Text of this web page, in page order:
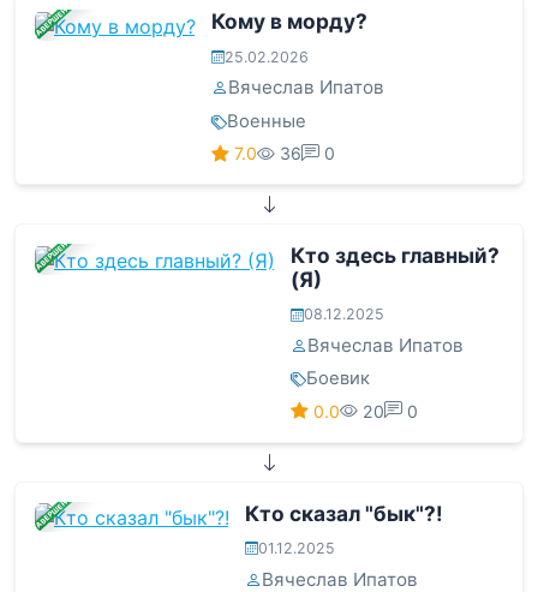
ЗАВЕРШЕНА Кому в морду?
25.02.2026
Вячеслав Ипатов
Военные
7.0 36 0
ЗАВЕРШЕНА
Кто здесь главный?
(Я)
08.12.2025
Вячеслав Ипатов
Боевик
0.0 20 0
ЗАВЕРШЕНА Кто сказал "бык"?!
01.12.2025
Вячеслав Ипатов